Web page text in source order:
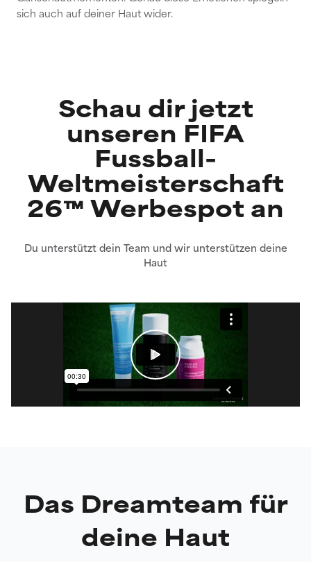
sich auch auf deiner Haut wider.
Schau dir jetzt
unseren FIFA
Fussball-
Weltmeisterschaft
26™ Werbespot an
Du unterstützt dein Team und wir unterstützen deine
Haut
Das Dreamteam für
deine Haut